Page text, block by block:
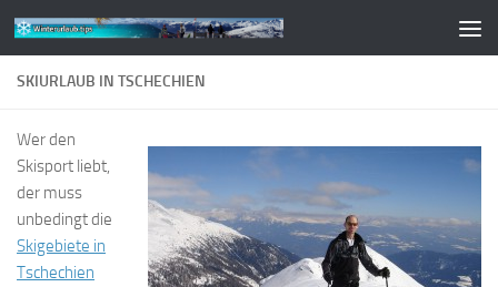
Zum Inhalt springen
SKIURLAUB IN TSCHECHIEN
Wer den
Skisport liebt,
der muss
unbedingt die
Skigebiete in
Tschechien